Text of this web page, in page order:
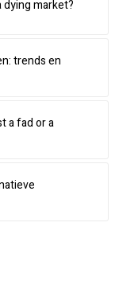
dying market?
trends en
a fad or a